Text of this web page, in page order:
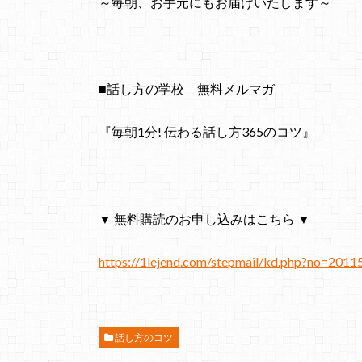
■話し方の学校 無料メルマガ
『毎朝1分! 伝わる話し方365のコツ』
▼ 無料購読のお申し込みはこちら ▼
https://1lejend.com/stepmail/
話し方のコツ